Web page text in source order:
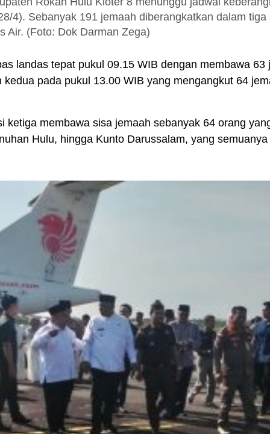
4). Sebanyak 191 jemaah diberangkatkan dalam
Air. (Foto: Dok Darman Zega)
landas tepat pukul 09.15 WIB dengan membawa 63
pada pukul 13.00 WIB yang mengangkut 64
ketiga membawa sisa jemaah sebanyak 64 orang
Hulu, hingga Kunto Darussalam, yang